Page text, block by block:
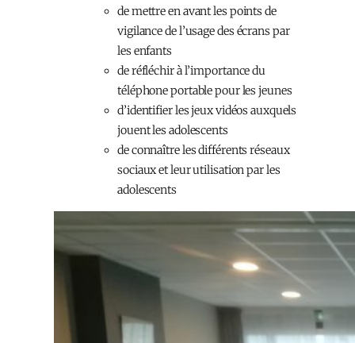
de mettre en avant les points de
vigilance de l’usage des écrans par
les enfants
de réfléchir à l’importance du
téléphone portable pour les jeunes
d’identifier les jeux vidéos auxquels
jouent les adolescents
de connaître les différents réseaux
sociaux et leur utilisation par les
adolescents